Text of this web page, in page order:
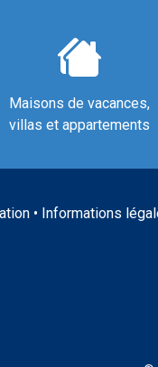
Maisons de vacances,
villas et appartements
• Informations